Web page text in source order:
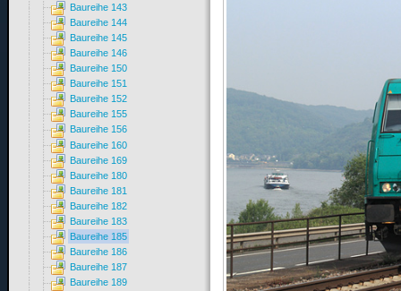
Baureihe 143
Baureihe 144
Baureihe 145
Baureihe 146
Baureihe 150
Baureihe 151
Baureihe 152
Baureihe 155
Baureihe 156
Baureihe 160
Baureihe 169
Baureihe 180
Baureihe 181
Baureihe 182
Baureihe 183
Baureihe 185
Baureihe 186
Baureihe 187
Baureihe 189